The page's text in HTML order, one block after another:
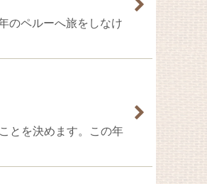
のペルーへ旅をしなけ
とを決めます。この年